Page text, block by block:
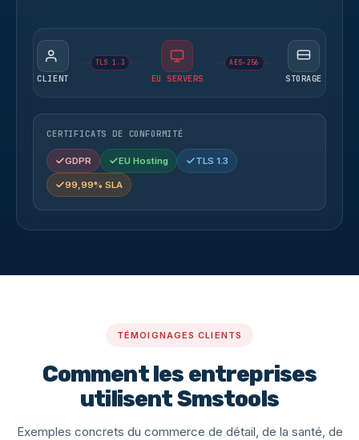
CLIENT
TLS 1.3
EU SERVERS
AES-256
STORAGE
CERTIFICATS DE CONFORMITÉ
GDPR EU Hosting TLS 1.3
99,99% SLA
TÉMOIGNAGES CLIENTS
Comment les entreprises
utilisent Smstools
Exemples concrets du commerce de détail, de la santé, de